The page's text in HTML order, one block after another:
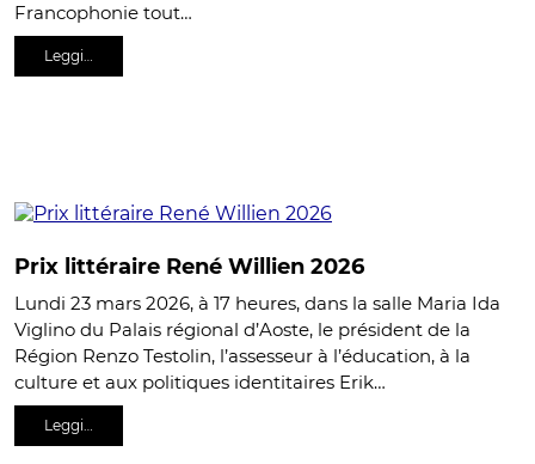
Francophonie tout…
Leggi…
Prix littéraire René Willien 2026
Lundi 23 mars 2026, à 17 heures, dans la salle Maria Ida
Viglino du Palais régional d’Aoste, le président de la
Région Renzo Testolin, l’assesseur à l’éducation, à la
culture et aux politiques identitaires Erik…
Leggi…